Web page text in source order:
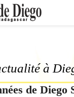
à
de